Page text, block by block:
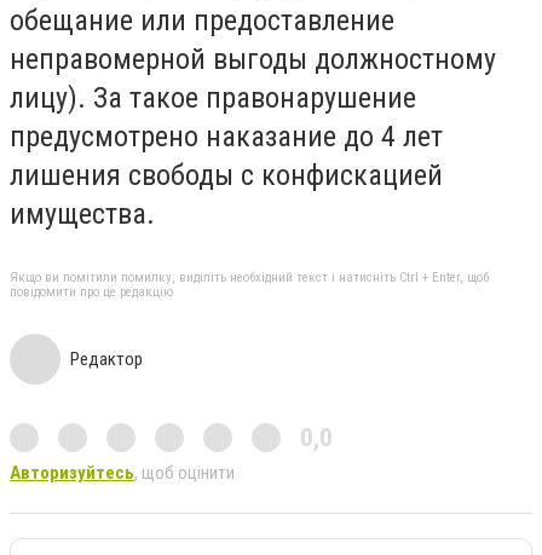
обещание или предоставление
неправомерной выгоды должностному
лицу). За такое правонарушение
предусмотрено наказание до 4 лет
лишения свободы с конфискацией
имущества.
Якщо ви помітили помилку, виділіть необхідний текст і натисніть Ctrl + Enter, щоб
повідомити про це редакцію
Редактор
0,0
Авторизуйтесь, щоб оцінити